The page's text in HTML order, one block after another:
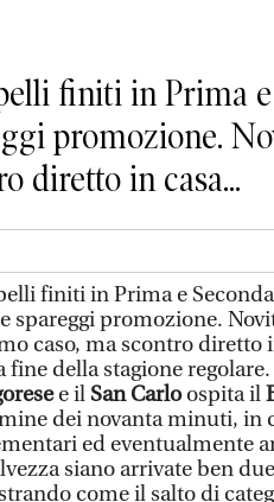
finiti in Prima
promozione.
diretto in casa...
finiti in Prima e
spareggi promozione.
caso, ma scontro diretto
fine della stagione
e il San Carloospita il
dei novanta minuti, in
ed eventualmente
siano arrivate ben
come il salto di